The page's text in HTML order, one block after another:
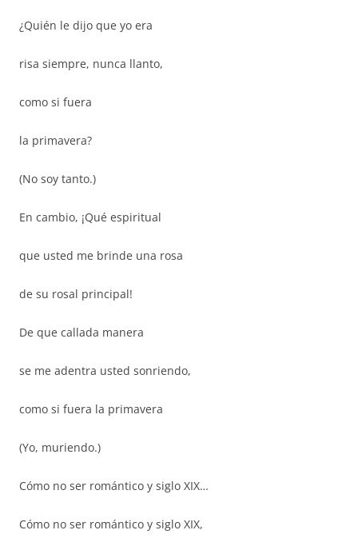
¿Quién le dijo que yo era
risa siempre, nunca llanto,
como si fuera
la primavera?
(No soy tanto.)
En cambio, ¡Qué espiritual
que usted me brinde una rosa
de su rosal principal!
De que callada manera
se me adentra usted sonriendo,
como si fuera la primavera
(Yo, muriendo.)
Cómo no ser romántico y siglo XIX…
Cómo no ser romántico y siglo XIX,